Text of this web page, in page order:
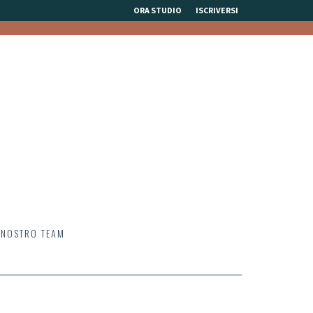
ORA STUDIO ISCRIVERSI
TEAM